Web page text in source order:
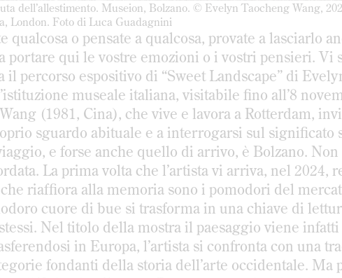
dell’allestimento. Museion, Bolzano. © Evelyn Taocheng Wang,
London. Foto di Luca Guadagnini
o pensate a qualcosa, provate a lasciarlo
portare qui le vostre emozioni o i vostri pensieri. Vi
percorso espositivo di “Sweet Landscape” di
museale italiana, visitabile fino all’8
(1981, Cina), che vive e lavora a Rotterdam,
sguardo abituale e a interrogarsi sul significato
e forse anche quello di arrivo, è Bolzano. Non
La prima volta che l’artista vi arriva, nel 2024,
riaffiora alla memoria sono i pomodori del
cuore di bue si trasforma in una chiave di
Nel titolo della mostra il paesaggio viene infatti
in Europa, l’artista si confronta con una
fondanti della storia dell’arte occidentale. Ma